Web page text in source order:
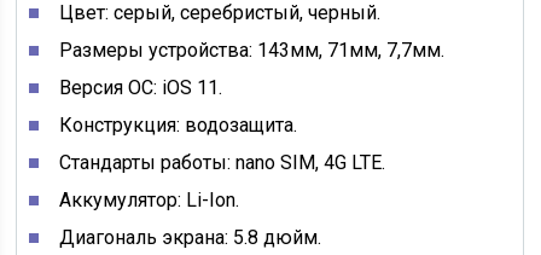
Цвет:серый, серебристый, черный.
Размеры устройства: 143мм, 71мм, 7,7мм.
Версия ОС: iOS 11.
Конструкция: водозащита.
Стандарты работы: nano SIM, 4G LTE.
Аккумулятор: Li-Ion.
Диагональ экрана: 5.8 дюйм.